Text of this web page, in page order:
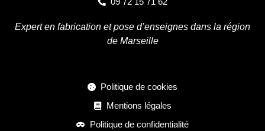
Expert en fabrication et pose d’enseignes dans la région
de Marseille
Politique de cookies
Mentions légales
Politique de confidentialité